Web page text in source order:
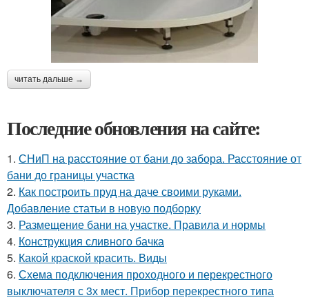
читать дальше →
Последние обновления на сайте:
1. СНиП на расстояние от бани до забора. Расстояние от
бани до границы участка
2. Как построить пруд на даче своими руками.
Добавление статьи в новую подборку
3. Размещение бани на участке. Правила и нормы
4. Конструкция сливного бачка
5. Какой краской красить. Виды
6. Схема подключения проходного и перекрестного
выключателя с 3х мест. Прибор перекрестного типа